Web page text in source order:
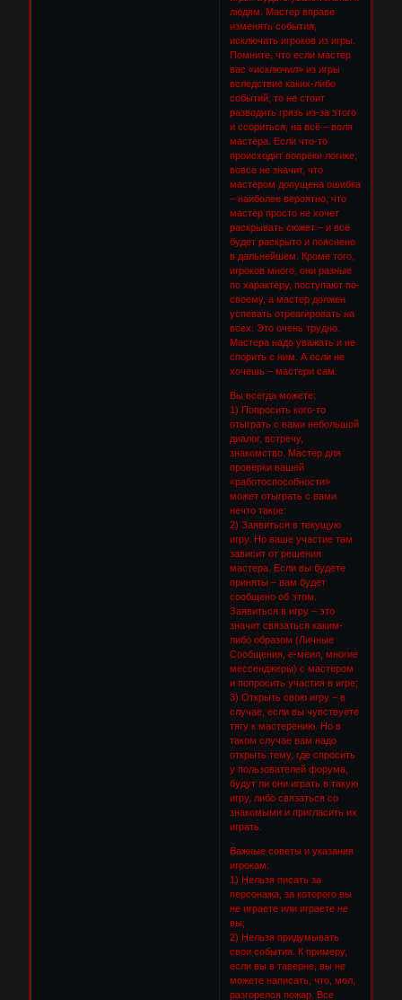
людям. Мастер вправе
изменять события,
исключать игроков из игры.
Помните, что если мастер
вас «исключил» из игры
вследствие каких-либо
событий, то не стоит
разводить грязь из-за этого
и ссориться, на всё – воля
мастера. Если что-то
происходит вопреки логике,
вовсе не значит, что
мастером допущена ошибка
– наиболее вероятно, что
мастер просто не хочет
раскрывать сюжет – и всё
будет раскрыто и пояснено
в дальнейшем. Кроме того,
игроков много, они разные
по характеру, поступают по-
своему, а мастер должен
успевать отреагировать на
всех. Это очень трудно.
Мастера надо уважать и не
спорить с ним. А если не
хочешь – мастери сам.
Вы всегда можете:
1) Попросить кого-то
отыграть с вами небольшой
диалог, встречу,
знакомство. Мастер для
проверки вашей
«работоспособности»
может отыграть с вами
нечто такое:
2) Заявиться в текущую
игру. Но ваше участие там
зависит от решения
мастера. Если вы будете
приняты – вам будет
сообщено об этом.
Заявиться в игру – это
значит связаться каким-
либо образом (Личные
Сообщения, е-меил, многие
мессенджеры) с мастером
и попросить участия в игре;
3) Открыть свою игру – в
случае, если вы чувствуете
тягу к мастерению. Но в
таком случае вам надо
открыть тему, где спросить
у пользователей форума,
будут ли они играть в такую
игру, либо связаться со
знакомыми и пригласить их
играть.
Важные советы и указания
игрокам:
1) Нельзя писать за
персонажа, за которого вы
не играете или играете не
вы;
2) Нельзя придумывать
свои события. К примеру,
если вы в таверне, вы не
можете написать, что, мол,
разгорелся пожар. Все